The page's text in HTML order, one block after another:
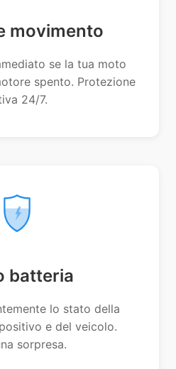
movimento
se la tua moto
spento. Protezione
24/7.
batteria
lo stato della
e del veicolo.
sorpresa.